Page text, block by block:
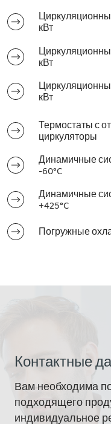
кВт
кВт
кВт
Термостаты с
циркуляторы
Динамичные
-60°C
Динамичные
+425°C
Погружные
Контактные
Вам необходима
подходящего
индивидуальное